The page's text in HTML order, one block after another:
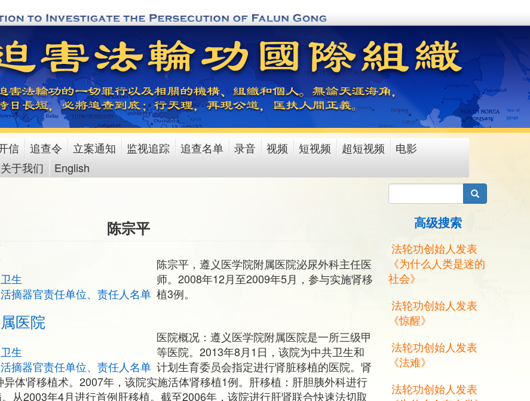
信 追查令 立案通知 监视追踪 追查名单 录音 视频 短视频 超短视频
电影
关于我们 English
陈宗平
生
摘器官责任单位、责任人名单
陈宗平，遵义医学院附属医院泌尿外科主任医
师。2008年12月至2009年5月，参与实施肾移
植3例。
医院
生
摘器官责任单位、责任人名单
医院概况：遵义医学院附属医院是一所三级甲
等医院。2013年8月1日，该院为中共卫生和
计划生育委员会指定进行肾脏移植的医院。肾
体肾移植术。2007年，该院实施活体肾移植1例。肝移植：肝胆胰外科进行
从2003年4月进行首例肝移植。截至2006年，该院进行肝肾联合快速法切取
搜索
高级搜索
法轮功创始人发表
《为什么人类是迷的
社会》
法轮功创始人发表
《惊醒》
法轮功创始人发表
《法难》
法轮功创始人发表